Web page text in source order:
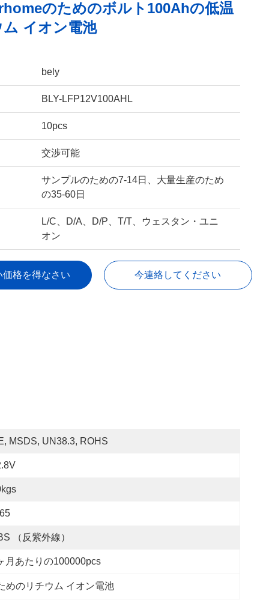
のためのボルト100Ahの低温
イオン電池
bely
BLY-LFP12V100AHL
10pcs
交渉可能
サンプルのための7-14日、大量生産のため
の35-60日
L/C、D/A、D/P、T/T、ウェスタン・ユニ
オン
価格を得なさい 今連絡してください
MSDS, UN38.3, ROHS
（反紫外線）
月あたりの100000pcs
めのリチウム イオン電池